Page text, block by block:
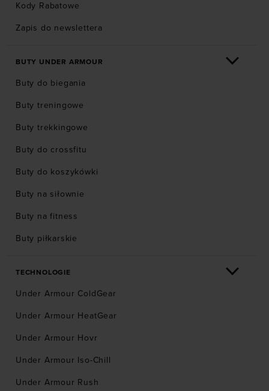
Kody Rabatowe
Zapis do newslettera
BUTY UNDER ARMOUR
Buty do biegania
Buty treningowe
Buty trekkingowe
Buty do crossfitu
Buty do koszykówki
Buty na siłownie
Buty na fitness
Buty piłkarskie
TECHNOLOGIE
Under Armour ColdGear
Under Armour HeatGear
Under Armour Hovr
Under Armour Iso-Chill
Under Armour Rush